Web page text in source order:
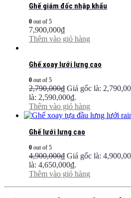
Ghế giám đốc nhập khẩu
0 out of 5
7,900,000₫
Thêm vào giỏ hàng
Ghế xoay lưới lưng cao
0 out of 5
2,790,000₫ Giá gốc là:
là: 2,590,000₫.
Thêm vào giỏ hàng
Ghế lưới lưng cao
0 out of 5
4,900,000₫ Giá gốc là:
là: 4,650,000₫.
Thêm vào giỏ hàng